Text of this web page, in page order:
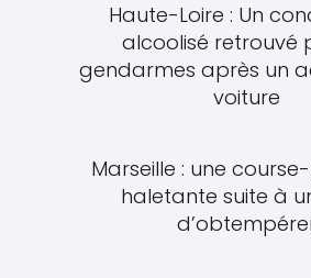
Haute-Loire : Un
alcoolisé retrouvé
gendarmes après un
voiture
Marseille : une
haletante suite à